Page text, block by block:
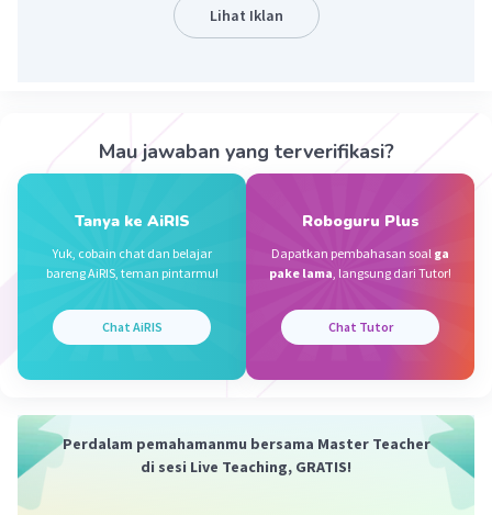
Iklan
1+1=2
Beri Rating·0.0 Balas
Lihat Iklan
Mau jawaban yang terverifikasi?
Tanya ke AiRIS
Yuk, cobain chat dan belajar
bareng AiRIS, teman pintarmu!
Chat AiRIS
Roboguru Plus
Dapatkan pembahasan soal ga
pake lama, langsung dari Tutor!
Chat Tutor
Perdalam pemahamanmu bersama Master Teacher
di sesi Live Teaching, GRATIS!